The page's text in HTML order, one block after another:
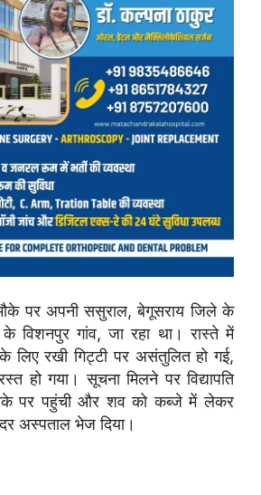
पर अपनी ससुराल, बेगूसराय जिले के
के विशनपुर गांव, जा रहा था। रास्ते में
लिए रखी गिट्टी पर असंतुलित हो गई,
हो गया। सूचना मिलने पर विद्यापति
पर पहुंची और शव को कब्जे में लेकर
अस्पताल भेज दिया।